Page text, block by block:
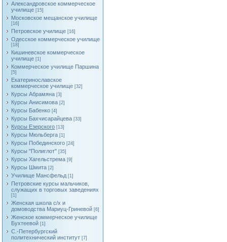
Александровское коммерческое
училище [15]
Московское мещанское училище
[16]
Петровское училище [16]
Одесское коммерческое училище
[18]
Кишиневское коммерческое
училище [1]
Коммерческое училище Паршина
[5]
Екатеринославское
коммерческое училище [32]
Курсы Абрамяна [3]
Курсы Анисимова [2]
Курсы Бабенко [4]
Курсы Бахчисарайцева [33]
Курсы Езерского [13]
Курсы Мюльберга [1]
Курсы Побединского [24]
Курсы "Полиглот" [35]
Курсы Хагельстрема [9]
Курсы Шмита [2]
Училище Мансфельд [1]
Петровские курсы мальчиков,
служащих в торговых заведениях
[1]
Женская школа с/х и
домоводства Мариуц-Гриневой [6]
Женское коммерческое училище
Бухтеевой [1]
С.-Петербургский
политехнический институт [7]